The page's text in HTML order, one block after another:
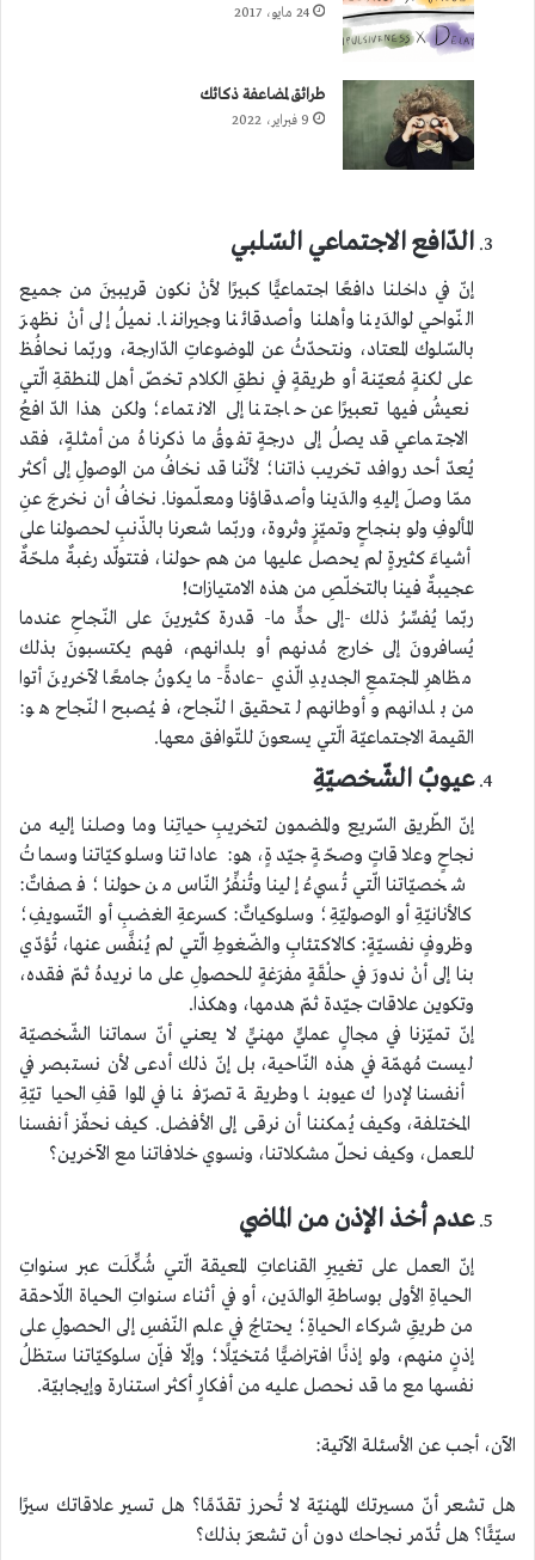
24 مايو، 2017
طرائق لمضاعفة ذكائك
9 فبراير، 2022
الدّافع الاجتماعي السّلبي
إنّ في داخلنا دافعًا اجتماعيًّا كبيرًا لأنْ نكون قريبينَ من جميع
النّواحي لوالدَينا وأهلنا وأصدقائنا وجيراننا. نميلُ إلى أنْ نظهرَ
بالسّلوك المعتاد، ونتحدّثُ عن الموضوعاتِ الدّارجة، وربّما نحافُظ
على لكنةٍ مُعيّنة أو طريقةٍ في نطقِ الكلام تخصّ أهل المنطقةِ الّتي
نعيشُ فيها تعبيرًا عن حاجتنا إلى الانتماء؛ ولكن هذا الدّافعُ
الاجتماعي قد يصلُ إلى درجةٍ تفوقُ ما ذكرناهُ من أمثلةٍ، فقد
يُعدّ أحد روافد تخريب ذاتنا؛ لأنّنا قد نخافُ من الوصولِ إلى أكثر
ممّا وصلَ إليهِ والدَينا وأصدقاؤنا ومعلّمونا. نخافُ أن نخرجَ عنِ
المألوفِ ولو بنجاحٍ وتميّزٍ وثروة، وربّما شعرنا بالذّنبِ لحصولنا على
أشياءَ كثيرةٍ لم يحصل عليها من هم حولنا، فتتولّد رغبةٌ ملحّةٌ
عجيبةٌ فينا بالتخلّصِ من هذه الامتيازات!
ربّما يُفسِّرُ ذلك -إلى حدٍّ ما- قدرة كثيرينَ على النّجاحِ عندما
يُسافرونَ إلى خارج مُدنهم أو بلدانهم، فهم يكتسبونَ بذلك
مظاهرِ المجتمعِ الجديدِ الّذي –عادةً- ما يكونُ جامعًا لآخرينَ أتوا
من بلدانهم وأوطانهم لتحقيق النّجاح، فيُصبح النّجاح هو:
القيمة الاجتماعيّة الّتي يسعونَ للتّوافق معها.
عيوبُ الشّخصيّةِ
إنّ الطّريق السّريع والمضمون لتخريبِ حياتِنا وما وصلنا إليه من
نجاحٍ وعلاقاتٍ وصحّةٍ جيّدةٍ، هو: عاداتنا وسلوكيّاتنا وسماتُ
شخصيّاتنا الّتي تُسيءُ إلينا وتُنفِّرُ النّاس من حولنا؛ فصفاتٌ:
كالأنانيّةِ أو الوصوليّةِ؛ وسلوكياتٌ: كسرعةِ الغضبِ أو التّسويفِ؛
وظروفٍ نفسيّةٍ: كالاكتئابِ والضّغوطِ الّتي لم يُنفَّس عنها، تُؤدّي
بنا إلى أنْ ندورَ في حلْقَةٍ مفرَغةٍ للحصولِ على ما نريدهُ ثمّ فقده،
وتكوين علاقات جيّدة ثمّ هدمها، وهكذا.
إنّ تميّزنا في مجالٍ عمليٍّ مهنيٍّ لا يعني أنّ سماتنا الشّخصيّة
ليست مُهمّة في هذه النّاحية، بل إنّ ذلك أدعى لأن نستبصر في
أنفسنا لإدراك عيوبنا وطريقة تصرّفنا في المواقفِ الحياتيّةِ
المختلفة، وكيف يُمكننا أن نرقى إلى الأفضل. كيف نحفّز أنفسنا
للعمل، وكيف نحلّ مشكلاتنا، ونسوي خلافاتنا مع الآخرين؟
عدم أخذ الإذن من الماضي
إنّ العمل على تغييرِ القناعاتِ المعيقة الّتي شُكِّلَت عبر سنواتِ
الحياةِ الأولى بوساطةِ الوالدَين، أو في أثناء سنواتِ الحياة اللّاحقة
من طريقِ شركاء الحياةِ؛ يحتاجُ في علم النّفسِ إلى الحصولِ على
إذنٍ منهم، ولو إذنًا افتراضيًّا مُتخيّلًا؛ وإلّا فإّن سلوكيّاتنا ستظلُ
نفسها مع ما قد نحصل عليه من أفكارٍ أكثر استنارة وإيجابيّة.
الآن، أجب عن الأسئلة الآتية:
هل تشعر أنّ مسيرتك المهنيّة لا تُحرز تقدّمًا؟ هل تسير علاقاتك سيرًا
سيّئًا؟ هل تُدّمر نجاحك دون أن تشعرَ بذلك؟